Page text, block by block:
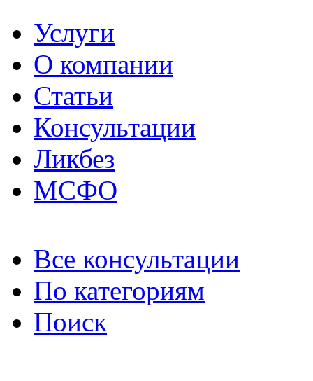
Услуги
О компании
Статьи
Консультации
Ликбез
МСФО
Все консультации
По категориям
Поиск